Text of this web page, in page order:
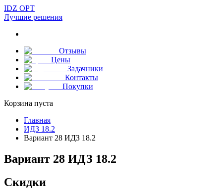
IDZ OPT
Лучшие решения
Отзывы
Цены
Задачники
Контакты
Покупки
Корзина пуста
Главная
ИДЗ 18.2
Вариант 28 ИДЗ 18.2
Вариант 28 ИДЗ 18.2
Скидки